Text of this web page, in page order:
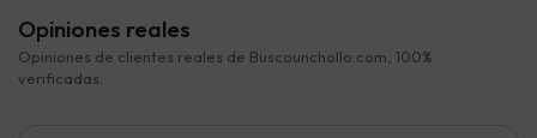
Opiniones reales
Opiniones de clientes reales de Buscounchollo.com, 100%
verificadas.